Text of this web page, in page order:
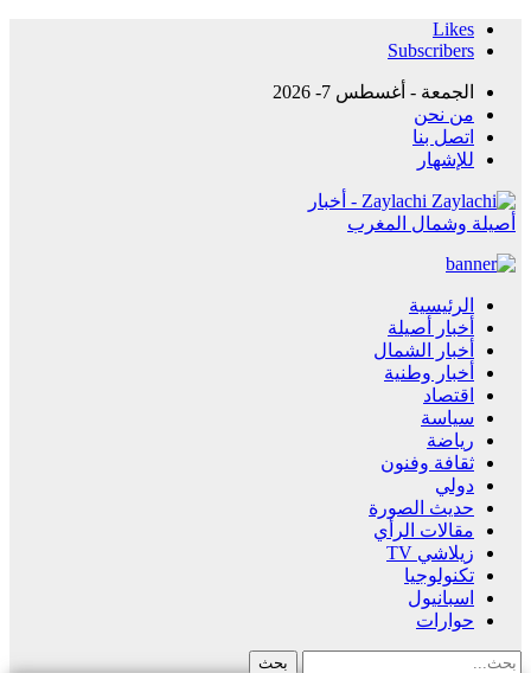
Likes
Subscribers
الجمعة - أغسطس 7- 2026
من نحن
اتصل بنا
للإشهار
Zaylachi - أخبار
أصيلة وشمال المغرب
الرئيسية
أخبار أصيلة
أخبار الشمال
أخبار وطنية
اقتصاد
سياسة
رياضة
ثقافة وفنون
دولي
حديث الصورة
مقالات الرأي
زيلاشي TV
تكنولوجيا
اسبانيول
حوارات